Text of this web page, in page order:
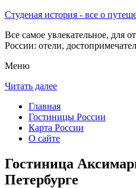
Студеная история - все о
Все самое увлекательное, для
России: отели,
Меню
Читать далее
Главная
Гостиницы России
Карта России
О сайте
Гостиница
Петербурге